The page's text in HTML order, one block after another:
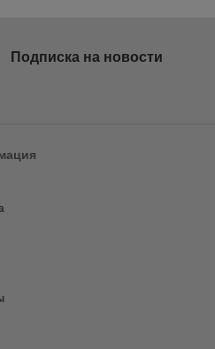
Подписка на новости